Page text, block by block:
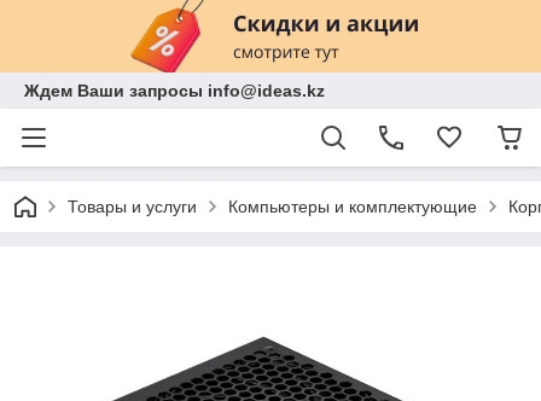
Ждем Ваши запросы info@ideas.kz
Товары и услуги Компьютеры и комплектующие